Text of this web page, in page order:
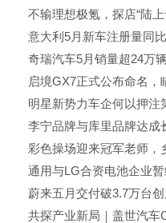
不输理想极氪，探店“陆
出百万头等舱感
意大利5月新车注册量同
奇瑞汽车5月销量超24万
启境GX7正式公布命名，
明星新势力车企何以押注
李宁品牌与库里品牌达成
域全新可能
彩色操场迎来冠军老师，
礼物”
通用与LG合资电池企业
蔚来五月交付破3.7万台
共探产业新局｜盖世汽车